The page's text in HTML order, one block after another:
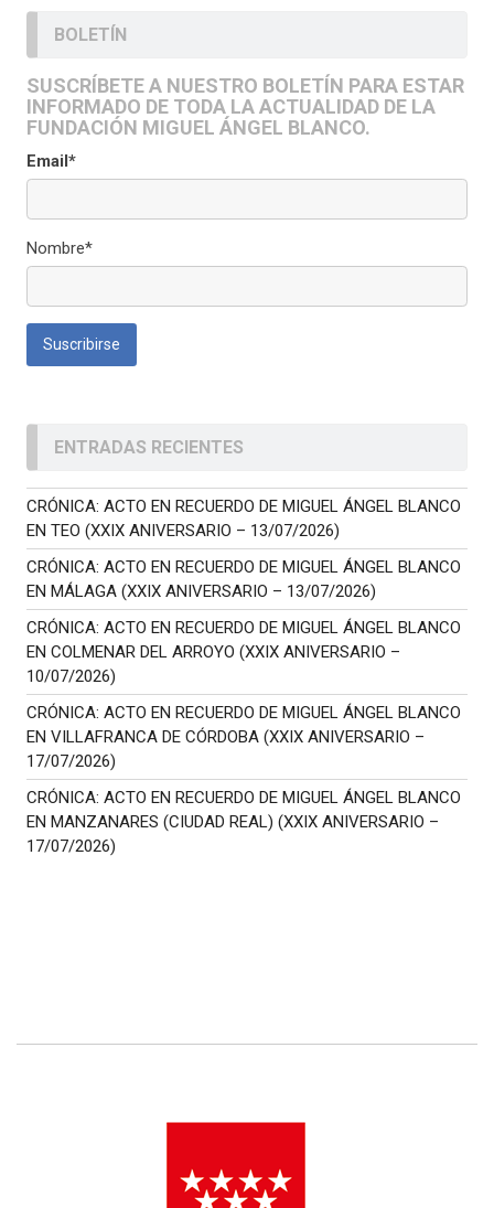
BOLETÍN
SUSCRÍBETE A NUESTRO BOLETÍN PARA ESTAR
INFORMADO DE TODA LA ACTUALIDAD DE LA
FUNDACIÓN MIGUEL ÁNGEL BLANCO.
Email*
Nombre*
ENTRADAS RECIENTES
CRÓNICA: ACTO EN RECUERDO DE MIGUEL ÁNGEL BLANCO
EN TEO (XXIX ANIVERSARIO – 13/07/2026)
CRÓNICA: ACTO EN RECUERDO DE MIGUEL ÁNGEL BLANCO
EN MÁLAGA (XXIX ANIVERSARIO – 13/07/2026)
CRÓNICA: ACTO EN RECUERDO DE MIGUEL ÁNGEL BLANCO
EN COLMENAR DEL ARROYO (XXIX ANIVERSARIO –
10/07/2026)
CRÓNICA: ACTO EN RECUERDO DE MIGUEL ÁNGEL BLANCO
EN VILLAFRANCA DE CÓRDOBA (XXIX ANIVERSARIO –
17/07/2026)
CRÓNICA: ACTO EN RECUERDO DE MIGUEL ÁNGEL BLANCO
EN MANZANARES (CIUDAD REAL) (XXIX ANIVERSARIO –
17/07/2026)